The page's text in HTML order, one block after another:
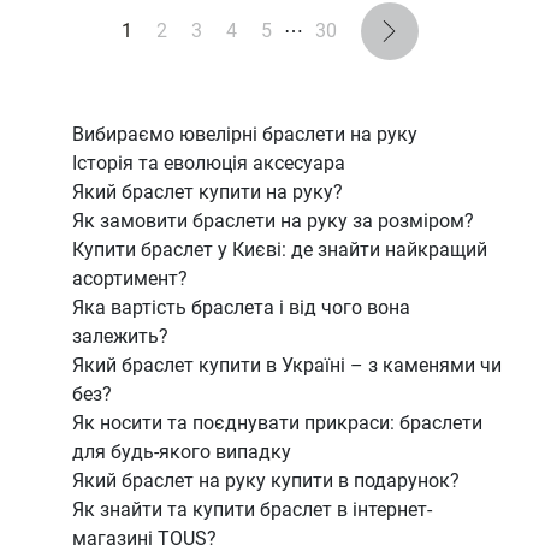
1 2 3 4 5 ⋯ 30
Вибираємо ювелірні браслети на руку
Історія та еволюція аксесуара
Який браслет купити на руку?
Як замовити браслети на руку за розміром?
Купити браслет у Києві: де знайти найкращий
асортимент?
Яка вартість браслета і від чого вона
залежить?
Який браслет купити в Україні – з каменями чи
без?
Як носити та поєднувати прикраси: браслети
для будь-якого випадку
Який браслет на руку купити в подарунок?
Як знайти та купити браслет в інтернет-
магазині TOUS?